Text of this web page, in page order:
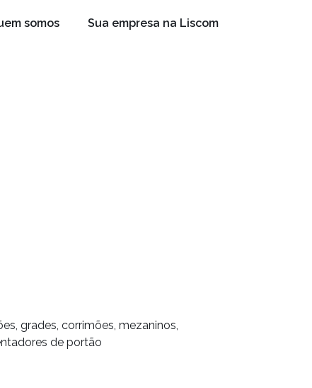
somos Sua empresa na Liscom
grades, corrimões, mezaninos,
de portão